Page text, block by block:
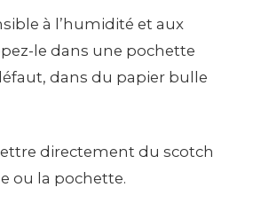
à l’humidité et aux
le dans une pochette
dans du papier bulle
directement du scotch
ou la pochette.